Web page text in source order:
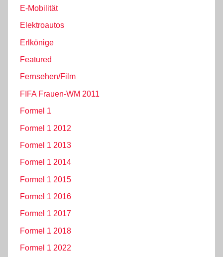
E-Mobilität
Elektroautos
Erlkönige
Featured
Fernsehen/Film
FIFA Frauen-WM 2011
Formel 1
Formel 1 2012
Formel 1 2013
Formel 1 2014
Formel 1 2015
Formel 1 2016
Formel 1 2017
Formel 1 2018
Formel 1 2022